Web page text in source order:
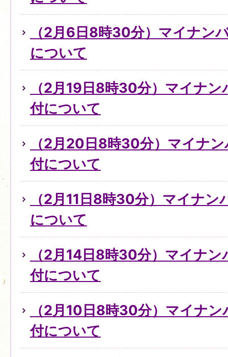
（2月6日8時30分）マイナン
について
（2月19日8時30分）マイナ
付について
（2月20日8時30分）マイナ
付について
（2月11日8時30分）マイナン
について
（2月14日8時30分）マイナ
付について
（2月10日8時30分）マイナ
付について